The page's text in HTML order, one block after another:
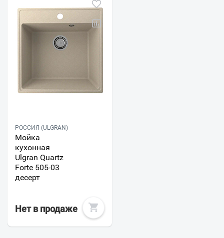
РОССИЯ (ULGRAN)
Мойка
кухонная
Ulgran Quartz
Forte 505-03
десерт
Нет в продаже